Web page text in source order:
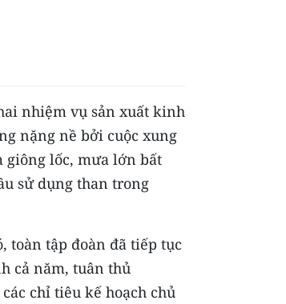
nhiệm vụ sản xuất kinh
nặng nề bởi cuộc xung
giông lốc, mưa lớn bất
sử dụng than trong
toàn tập đoàn đã tiếp tục
cả năm, tuân thủ
chỉ tiêu kế hoạch chủ